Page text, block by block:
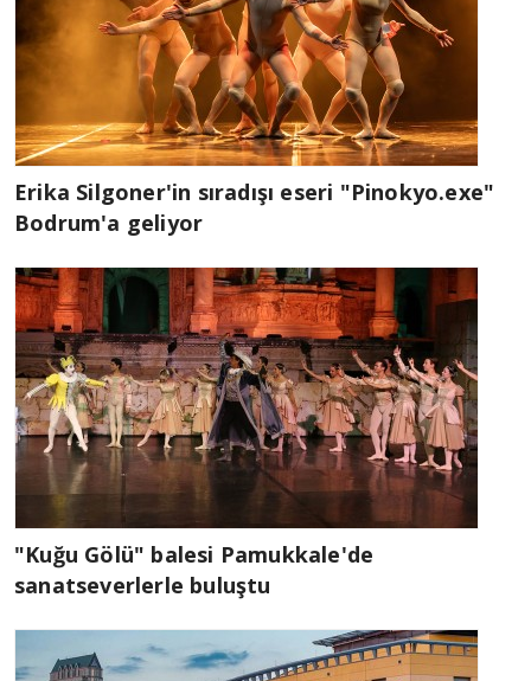
Erika Silgoner'in sıradışı eseri "Pinokyo.exe"
Bodrum'a geliyor
"Kuğu Gölü" balesi Pamukkale'de
sanatseverlerle buluştu